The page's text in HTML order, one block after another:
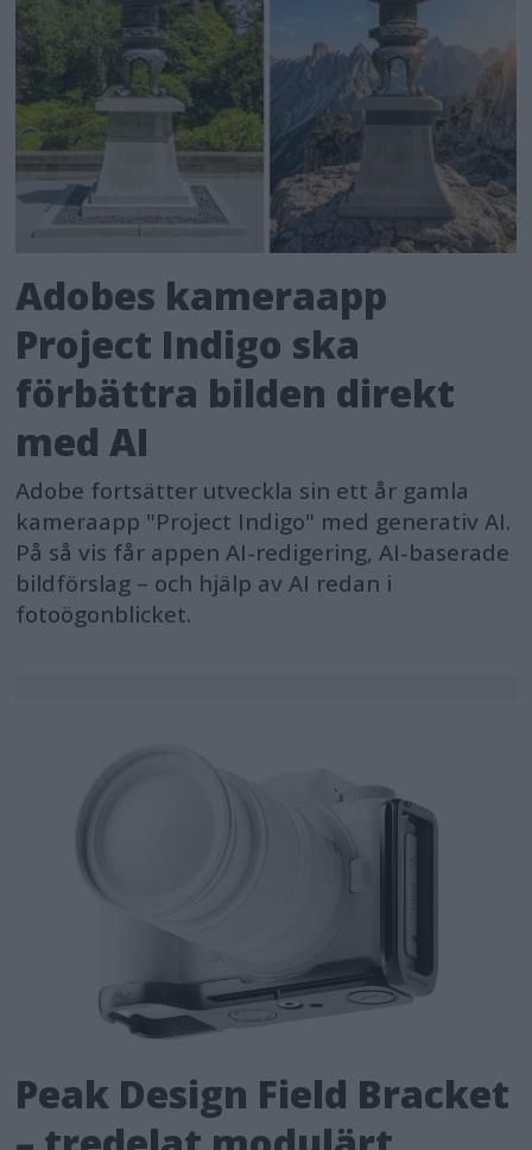
Adobes kameraapp
Project Indigo ska
förbättra bilden direkt
med AI
Adobe fortsätter utveckla sin ett år gamla
kameraapp "Project Indigo" med generativ AI.
På så vis får appen AI-redigering, AI-baserade
bildförslag – och hjälp av AI redan i
fotoögonblicket.
Peak Design Field Bracket